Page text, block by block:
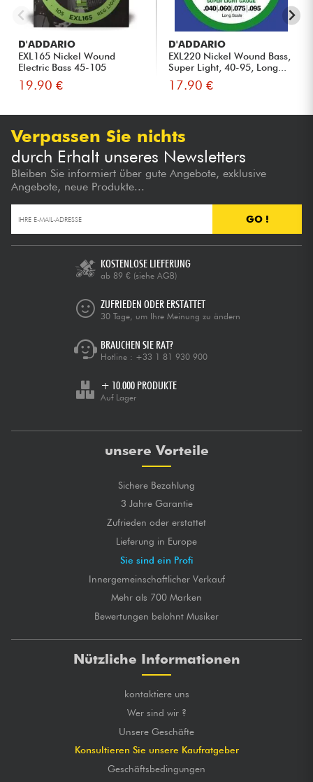
D'ADDARIO
EXL165 Nickel Wound
Electric Bass 45-105
19.90 €
D'ADDARIO
EXL220 Nickel Wound Bass,
Super Light, 40-95, Long...
17.90 €
Verpassen Sie nichts
durch Erhalt unseres Newsletters
Bleiben Sie informiert über gute Angebote, exklusive
Angebote, neue Produkte...
GO !
KOSTENLOSE LIEFERUNG
ab 89 € (siehe AGB)
ZUFRIEDEN ODER ERSTATTET
30 Tage, um Ihre Meinung zu ändern
BRAUCHEN SIE RAT?
Hotline : +33 1 81 930 900
+ 10.000 PRODUKTE
Auf Lager
unsere Vorteile
Sichere Bezahlung
3 Jahre Garantie
Zufrieden oder erstattet
Lieferung in Europe
Sie sind ein Profi
Innergemeinschaftlicher Verkauf
Mehr als 700 Marken
Bewertungen belohnt Musiker
Nützliche Informationen
kontaktiere uns
Wer sind wir ?
Unsere Geschäfte
Konsultieren Sie unsere Kaufratgeber
Geschäftsbedingungen